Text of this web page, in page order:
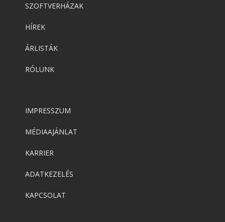
SZOFTVERHÁZAK
HÍREK
ÁRLISTÁK
RÓLUNK
IMPRESSZUM
MÉDIAAJÁNLAT
KARRIER
ADATKEZELÉS
KAPCSOLAT